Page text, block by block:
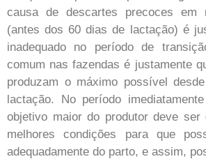
causa de descartes precoces em
(antes dos 60 dias de lactação) é
inadequado no período de
comum nas fazendas é justamente
produzam o máximo possível
lactação. No período
objetivo maior do produtor deve
melhores condições para que
adequadamente do parto, e assim,